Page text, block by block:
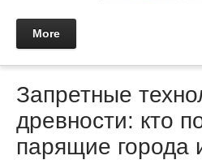
More
Запретные
древности: кто
парящие города